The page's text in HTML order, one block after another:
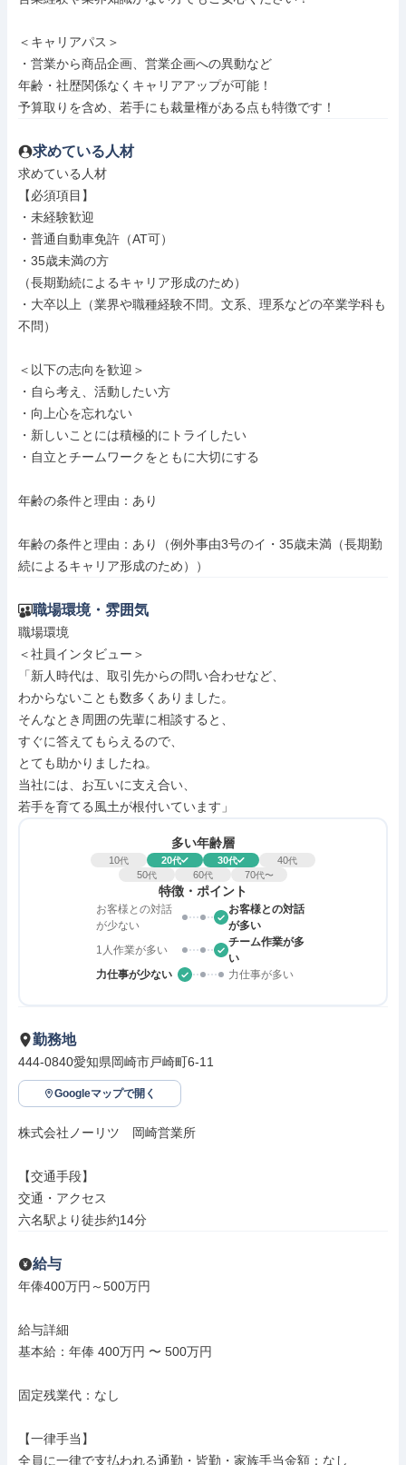
＜キャリアパス＞
・営業から商品企画、営業企画への異動など
年齢・社歴関係なくキャリアアップが可能！
予算取りを含め、若手にも裁量権がある点も特徴です！
求めている人材
求めている人材
【必須項目】
・未経験歓迎
・普通自動車免許（AT可）
・35歳未満の方
（長期勤続によるキャリア形成のため）
・大卒以上（業界や職種経験不問。文系、理系などの卒業学科も
不問）
＜以下の志向を歓迎＞
・自ら考え、活動したい方
・向上心を忘れない
・新しいことには積極的にトライしたい
・自立とチームワークをともに大切にする
年齢の条件と理由：あり
年齢の条件と理由：あり（例外事由3号のイ・35歳未満（長期勤
続によるキャリア形成のため））
職場環境・雰囲気
職場環境
＜社員インタビュー＞
「新人時代は、取引先からの問い合わせなど、
わからないことも数多くありました。
そんなとき周囲の先輩に相談すると、
すぐに答えてもらえるので、
とても助かりましたね。
当社には、お互いに支え合い、
若手を育てる風土が根付いています」
多い年齢層
10代 20代 30代 40代
50代 60代 70代〜
特徴・ポイント
お客様との対話
が少ない
お客様との対話
が多い
1人作業が多い
チーム作業が多
い
力仕事が少ない
力仕事が多い
勤務地
444-0840愛知県岡崎市戸崎町6-11
Googleマップで開く
株式会社ノーリツ　岡崎営業所
【交通手段】
交通・アクセス
六名駅より徒歩約14分
給与
年俸400万円～500万円
給与詳細
基本給：年俸 400万円 〜 500万円
固定残業代：なし
【一律手当】
全員に一律で支払われる通勤・皆勤・家族手当金額：なし